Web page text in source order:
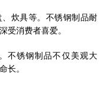
炊具等。不锈钢制品耐
受消费者喜爱。
不锈钢制品不仅美观大
长。